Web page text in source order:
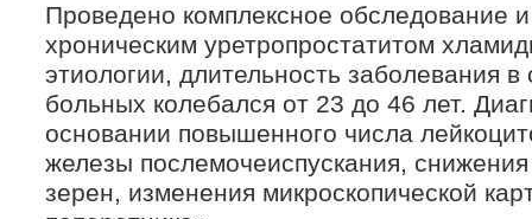
Проведено комплексное обследование
хроническим уретропростатитом
этиологии, длительность заболевания
больных колебался от 23 до 46 лет.
основании повышенного числа
железы послемочеиспускания,
зерен, изменения микроскопической